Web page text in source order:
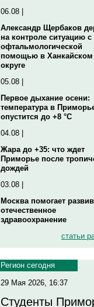
06.08 |
Александр Щербаков
на контроле ситуацию с
офтальмологической
помощью в Ханкайском
округе
05.08 |
Первое дыхание осени:
температура в
опустится до +8 °C
04.08 |
Жара до +35: что ждет
Приморье после
дождей
03.08 |
Москва помогает
отечественное
здравоохранение
статьи
Регион сегодня
29 Мая 2026, 16:37
Студенты